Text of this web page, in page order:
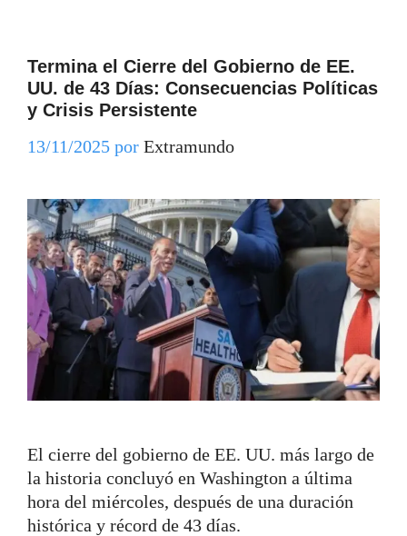
Termina el Cierre del Gobierno de EE.
UU. de 43 Días: Consecuencias Políticas
y Crisis Persistente
13/11/2025 por Extramundo
El cierre del gobierno de EE. UU. más largo de
la historia concluyó en Washington a última
hora del miércoles, después de una duración
histórica y récord de 43 días.